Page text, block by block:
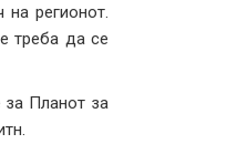
регионот.
треба да се
Планот за